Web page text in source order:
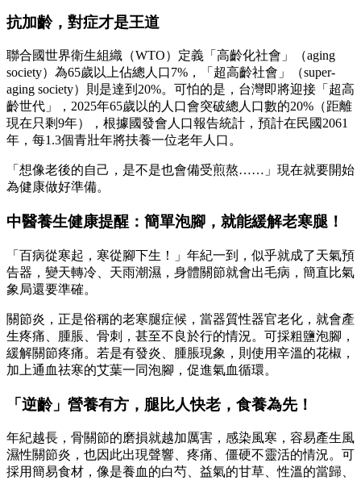
抗加齡，對症才是王道
聯合國世界衛生組織（WTO）定義「高齡化社會」（aging
society）為65歲以上佔總人口7%，「超高齡社會」（super-
aging society）則是達到20%。可怕的是，台灣即將迎接「超高
齡世代」，2025年65歲以的人口會突破總人口數的20%（距離
現在只剩9年），根據國發會人口報告統計，預計在民國2061
年，每1.3個青壯年將扶養一位老年人口。
「想像老後的自己，是不是也會備受煎熬……」現在就要開始
為健康做好準備。
中醫養生健康提醒：簡單泡腳，就能緩解老寒腿！
「百病從寒起，寒從腳下生！」年紀一到，似乎就成了天氣預
告器，變天轉冷、天雨潮濕，身體關節就會出毛病，簡直比氣
象局還要準確。
關節炎，正是俗稱的老寒腿症候，當器質性器官老化，就會產
生疼痛、腫脹、骨刺，甚至不良於行的情況。可採粗鹽泡腳，
緩解關節疼痛。若是有發炎、腫脹現象，則使用辛溫的花椒，
加上通血祛寒的艾葉一同泡腳，促進氣血循環。
「逆齡」營養有方，腿比人快老，食養為先！
年紀越長，骨關節的磨損就越加厲害，感染風寒，容易產生風
濕性關節炎，也因此出現聲響、疼痛、僵硬不靈活的情況。可
採用簡易食材，像是養血的白芍、益氣的甘草、性溫的當歸、